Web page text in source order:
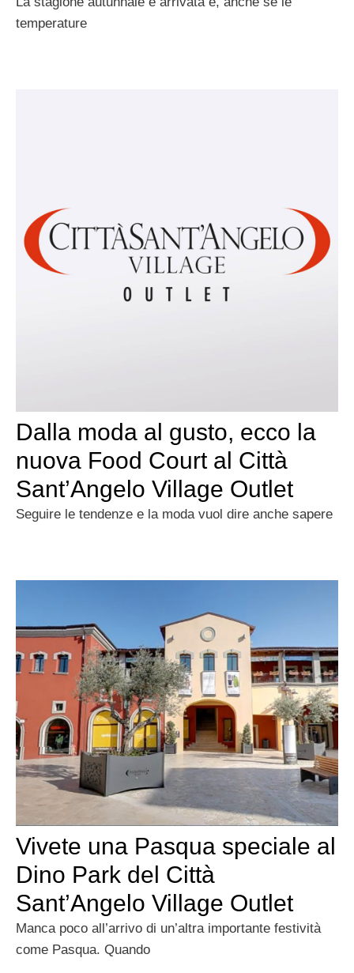
temperature
Dalla moda al gusto, ecco la
nuova Food Court al Città
Sant’Angelo Village Outlet
Seguire le tendenze e la moda vuol dire anche sapere
Vivete una Pasqua speciale al
Dino Park del Città
Sant’Angelo Village Outlet
Manca poco all’arrivo di un’altra importante festività
come Pasqua. Quando